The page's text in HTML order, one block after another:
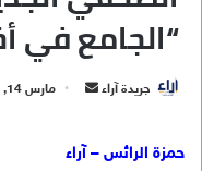
“الجامع في
جريدة آراء
س
مارس 14, 2023
حمزة الرائس – آراء